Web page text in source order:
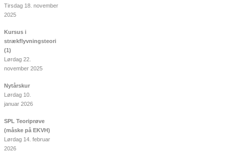
Tirsdag 18. november
2025
Kursus i
strækflyvningsteori
(1)
Lørdag 22.
november 2025
Nytårskur
Lørdag 10.
januar 2026
SPL Teoriprøve
(måske på EKVH)
Lørdag 14. februar
2026